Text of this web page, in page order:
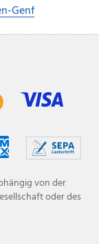
Genf